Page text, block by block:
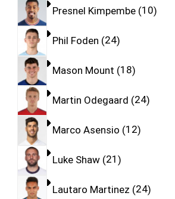
Presnel Kimpembe 10
Phil Foden 24
Mason Mount 18
Martin Odegaard 24
Marco Asensio 12
Luke Shaw 21
Lautaro Martinez 24